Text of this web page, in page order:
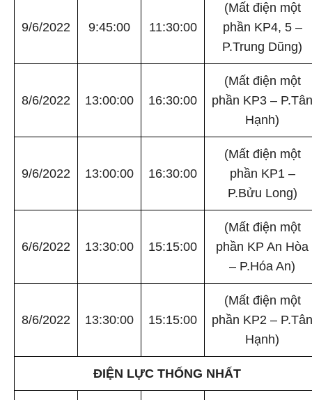
9/6/2022 9:45:00 11:30:00
(Mất điện một
phần KP4, 5 –
P.Trung Dũng)
8/6/2022 13:00:00 16:30:00
(Mất điện một
phần KP3 – P.Tân
Hạnh)
9/6/2022 13:00:00 16:30:00
(Mất điện một
phần KP1 –
P.Bửu Long)
6/6/2022 13:30:00 15:15:00
(Mất điện một
phần KP An Hòa
– P.Hóa An)
8/6/2022 13:30:00 15:15:00
(Mất điện một
phần KP2 – P.Tân
Hạnh)
ĐIỆN LỰC THỐNG NHẤT